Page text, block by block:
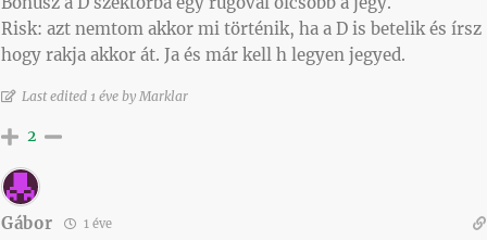
Risk: azt nemtom akkor mi történik, ha a D is betelik és írsz
hogy rakja akkor át. Ja és már kell h legyen jegyed.
Last edited 1 éve by Marklar
2
Gábor 1 éve